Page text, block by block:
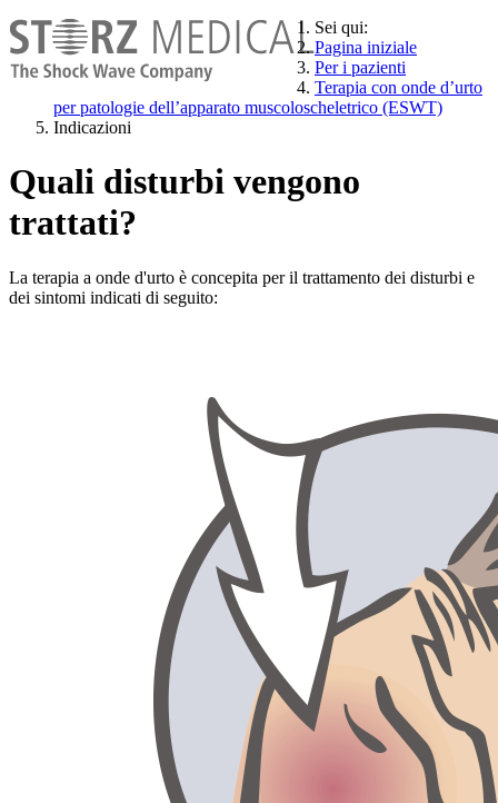
Sei qui:
Pagina iniziale
Per i pazienti
Terapia con onde d’urto
per patologie dell’apparato muscoloscheletrico (ESWT)
Indicazioni
Quali disturbi vengono
trattati?
La terapia a onde d'urto è concepita per il trattamento dei disturbi e
dei sintomi indicati di seguito: